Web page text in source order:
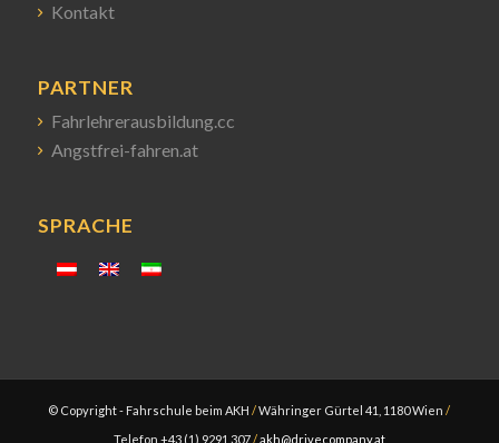
Kontakt
PARTNER
Fahrlehrerausbildung.cc
Angstfrei-fahren.at
SPRACHE
© Copyright - Fahrschule beim AKH/Währinger Gürtel 41, 1180 Wien/
Telefon +43 (1) 9291 307/akh@drivecompany.at